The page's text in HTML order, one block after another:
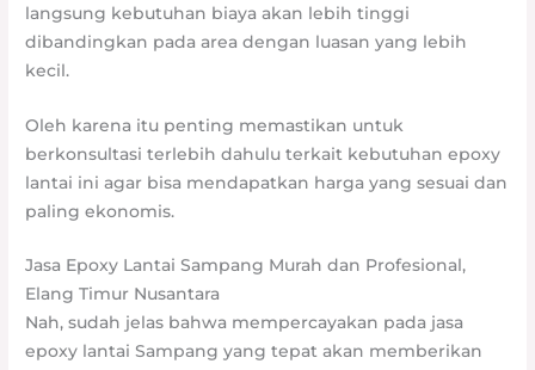
langsung kebutuhan biaya akan lebih tinggi
dibandingkan pada area dengan luasan yang lebih
kecil.
Oleh karena itu penting memastikan untuk
berkonsultasi terlebih dahulu terkait kebutuhan epoxy
lantai ini agar bisa mendapatkan harga yang sesuai dan
paling ekonomis.
Jasa Epoxy Lantai Sampang Murah dan Profesional,
Elang Timur Nusantara
Nah, sudah jelas bahwa mempercayakan pada jasa
epoxy lantai Sampang yang tepat akan memberikan